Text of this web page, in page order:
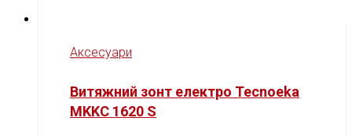
Аксесуари
Витяжний зонт електро Tecnoeka
MKKC 1620 S